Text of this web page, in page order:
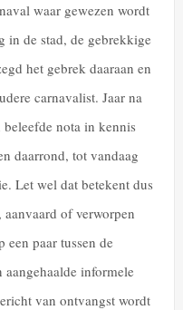
waar gewezen wordt
in de stad, de gebrekkige
het gebrek daaraan en
carnavalist. Jaar na
nota in kennis
daarrond, tot vandaag
Let wel dat betekent dus
of verworpen
een paar tussen de
aangehaalde informele
van ontvangst wordt